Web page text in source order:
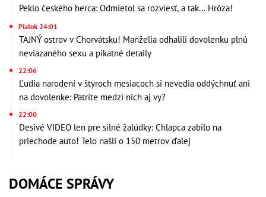
Peklo českého herca: Odmietol sa rozviesť, a tak... Hrôza!
Piatok 24:01
TAJNÝ ostrov v Chorvátsku! Manželia odhalili dovolenku plnú
neviazaného sexu a pikatné detaily
22:06
Ľudia narodení v štyroch mesiacoch si nevedia oddýchnuť ani
na dovolenke: Patríte medzi nich aj vy?
22:00
Desivé VIDEO len pre silné žalúdky: Chlapca zabilo na
priechode auto! Telo našli o 150 metrov ďalej
DOMÁCE SPRÁVY